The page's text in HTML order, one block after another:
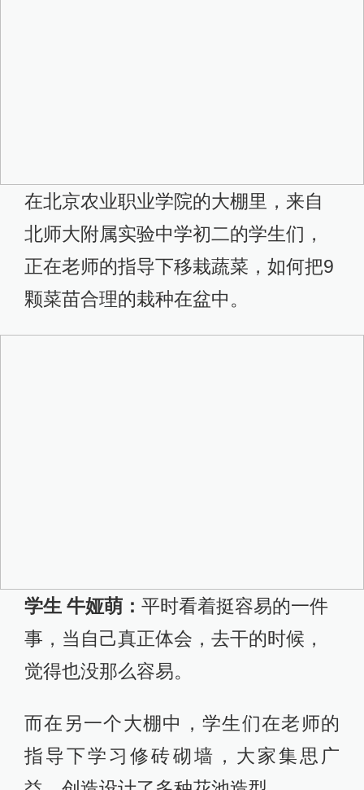
在北京农业职业学院的大棚里，来自
北师大附属实验中学初二的学生们，
正在老师的指导下移栽蔬菜，如何把9
颗菜苗合理的栽种在盆中。
学生 牛娅萌： 平时看着挺容易的一件
事，当自己真正体会，去干的时候，
觉得也没那么容易。
而在另一个大棚中，学生们在老师的
指导下学习修砖砌墙，大家集思广